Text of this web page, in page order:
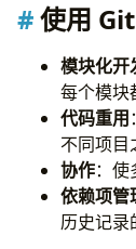
提交子模块
关键实践
1.用于
2.避免
3.递归
4.在子
5.保持
6.在操
使用
模块化开
每个模块
代码重用
不同项目
协作：使
依赖项管
历史记录